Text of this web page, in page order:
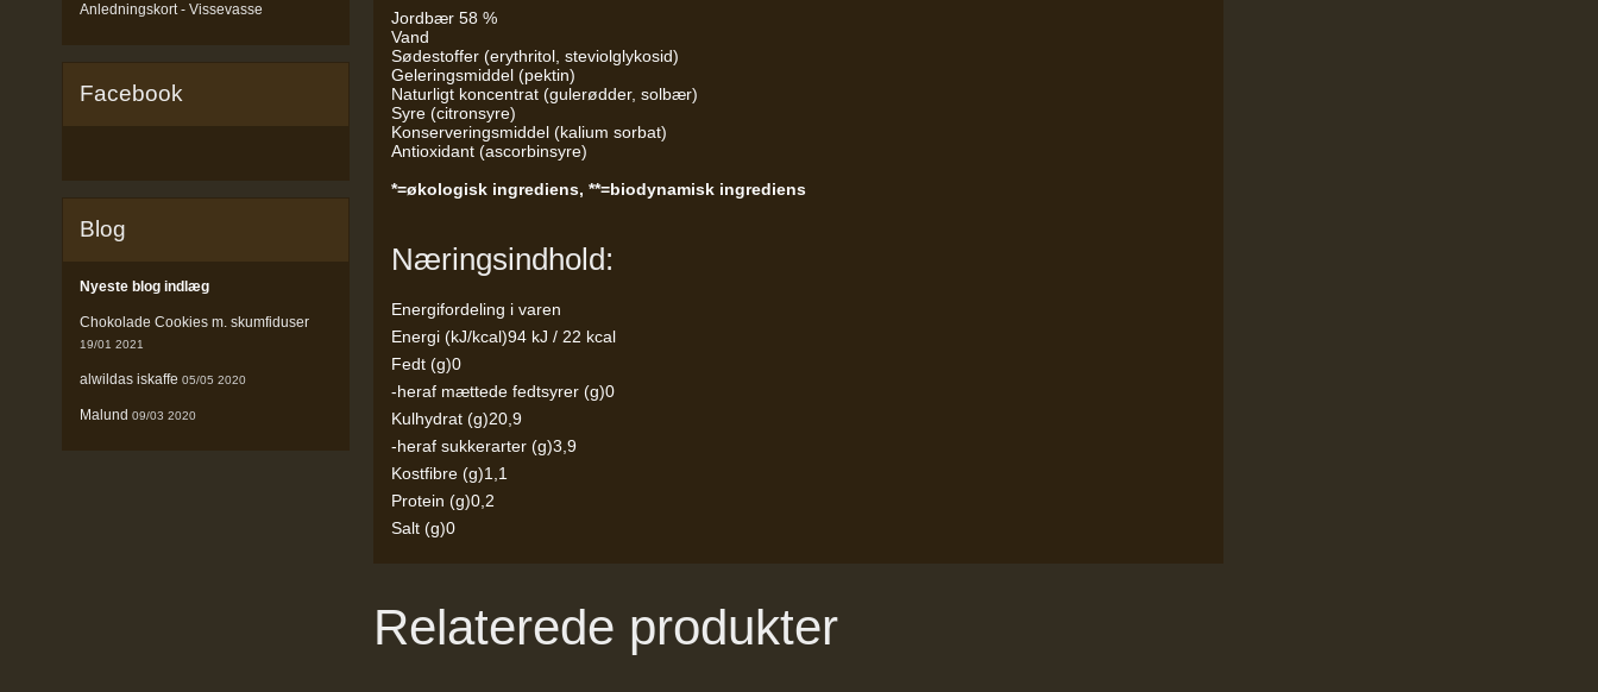
Anledningskort - Vissevasse
Facebook
Blog
Nyeste blog indlæg
Chokolade Cookies m. skumfiduser
19/01 2021
alwildas iskaffe 05/05 2020
Malund 09/03 2020
Jordbær 58 %
Vand
Sødestoffer (erythritol, steviolglykosid)
Geleringsmiddel (pektin)
Naturligt koncentrat (gulerødder, solbær)
Syre (citronsyre)
Konserveringsmiddel (kalium sorbat)
Antioxidant (ascorbinsyre)
*=økologisk ingrediens, **=biodynamisk ingrediens
Næringsindhold:
Energifordeling i varen
Energi (kJ/kcal)94 kJ / 22 kcal
Fedt (g)0
-heraf mættede fedtsyrer (g)0
Kulhydrat (g)20,9
-heraf sukkerarter (g)3,9
Kostfibre (g)1,1
Protein (g)0,2
Salt (g)0
Relaterede produkter